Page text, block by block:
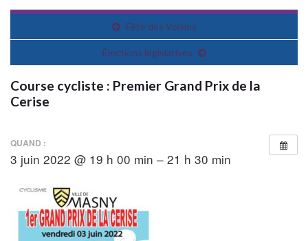
Fête des Voisins
Élections législatives
Course cycliste : Premier Grand Prix de la
Cerise
QUAND :
3 juin 2022 @ 19 h 00 min – 21 h 30 min